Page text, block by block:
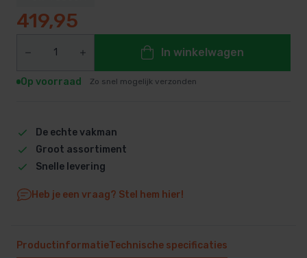
419,95
In winkelwagen
Op voorraad Zo snel mogelijk verzonden
De echte vakman
Groot assortiment
Snelle levering
Heb je een vraag? Stel hem hier!
ProductinformatieTechnische specificaties